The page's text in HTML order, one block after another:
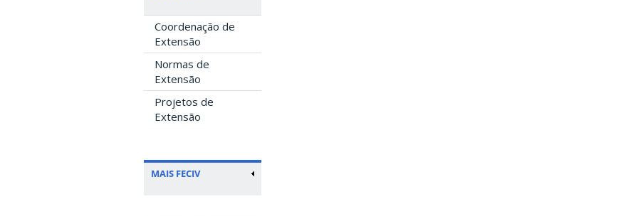
Coordenação de
Extensão
Normas de
Extensão
Projetos de
Extensão
MAIS FECIV